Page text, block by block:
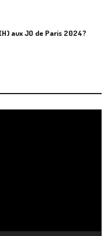
aux JO de Paris 2024?